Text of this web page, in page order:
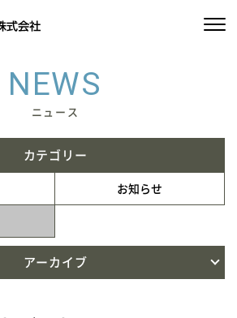
NEWS
ニュース
カテゴリー
お知らせ
アーカイブ